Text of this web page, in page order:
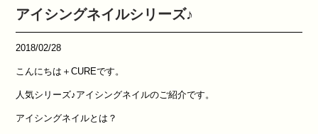
アイシングネイルシリーズ♪
2018/02/28
こんにちは＋CUREです。
人気シリーズ♪アイシングネイルのご紹介です。
アイシングネイルとは？